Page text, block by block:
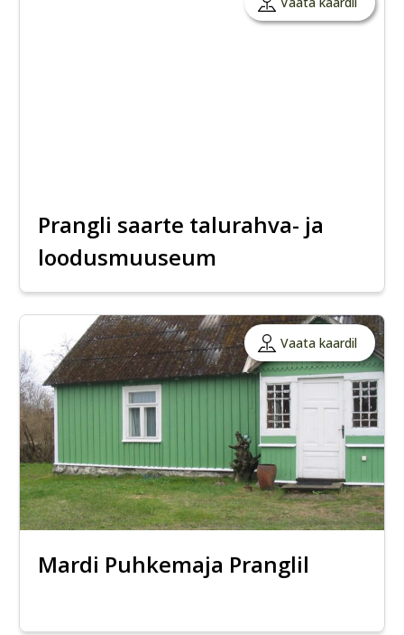
Prangli saarte talurahva- ja
loodusmuuseum
Vaata kaardil
Mardi Puhkemaja Pranglil